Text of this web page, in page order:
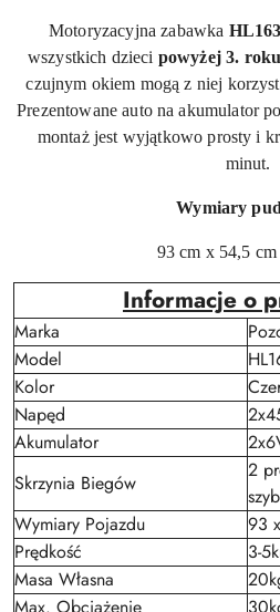
Motoryzacyjna zabawka
wszystkich dzieci powyżej 3.
czujnym okiem mogą z niej
Prezentowane auto na akumulator
montaż jest wyjątkowo prosty i
minut.
Wymiary
93 cm x 54,5
Informacje o
Marka
Model
Kolor
Napęd
Akumulator
Skrzynia Biegów
2
Wymiary Pojazdu
93
Prędkość
3-
Masa Własna